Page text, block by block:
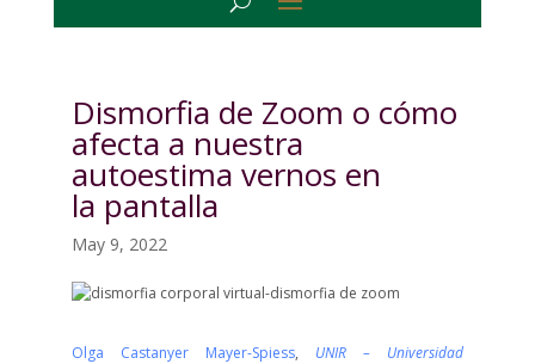
Dismorfia de Zoom o cómo
afecta a nuestra
autoestima vernos en
la pantalla
May 9, 2022
Olga Castanyer Mayer-Spiess, UNIR – Universidad